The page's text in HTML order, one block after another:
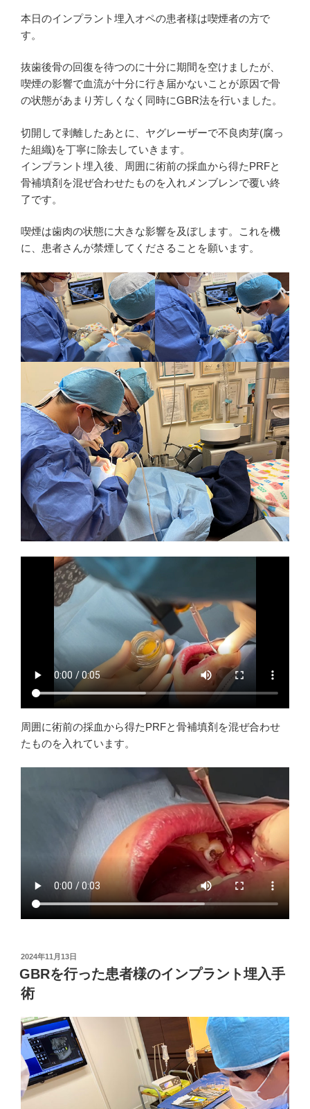
本日のインプラント埋入オペの患者様は喫煙者の方で
す。
抜歯後骨の回復を待つのに十分に期間を空けましたが、
喫煙の影響で血流が十分に行き届かないことが原因で骨
の状態があまり芳しくなく同時にGBR法を行いました。
切開して剥離したあとに、ヤグレーザーで不良肉芽(腐っ
た組織)を丁寧に除去していきます。
インプラント埋入後、周囲に術前の採血から得たPRFと
骨補填剤を混ぜ合わせたものを入れメンブレンで覆い終
了です。
喫煙は歯肉の状態に大きな影響を及ぼします。これを機
に、患者さんが禁煙してくださることを願います。
周囲に術前の採血から得たPRFと骨補填剤を混ぜ合わせ
たものを入れています。
投
稿
日:
2024年11月13日
GBRを行った患者様のインプラント埋入手
術